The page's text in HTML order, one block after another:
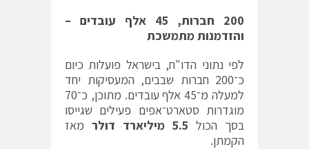
200
חברות, 45 אלף עובדים –
והזדמנות מתמשכת
לפי נתוני הדו"ח, בישראל פועלות כיום
כ־200 חברות שבבים, המעסיקות יחד
למעלה מ־45 אלף עובדים. מתוכן, כ־70
מוגדרות סטארט־אפים פעילים שגייסו
בסך הכול 5.5 מיליארד דולר מאז
הקמתן.